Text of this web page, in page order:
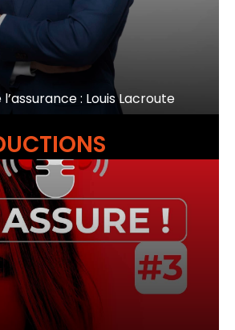
: Louis Lacroute